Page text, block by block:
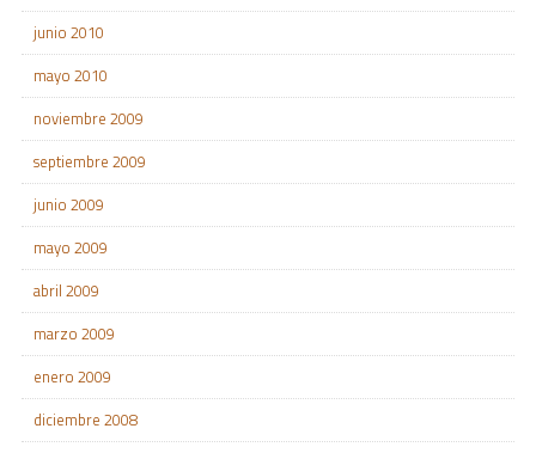
junio 2010
mayo 2010
noviembre 2009
septiembre 2009
junio 2009
mayo 2009
abril 2009
marzo 2009
enero 2009
diciembre 2008